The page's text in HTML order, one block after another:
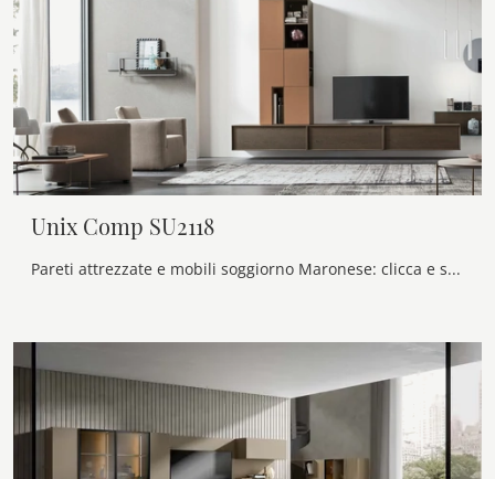
Unix Comp SU2118
Pareti attrezzate e mobili soggiorno Maronese: clicca e scopri il modello Unix Comp SU2118 e potrai impreziosire stanze moderne di ogni tipo.